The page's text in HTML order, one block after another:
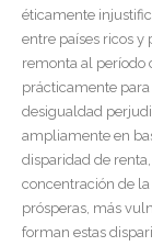
éticamente
entre países ricos y
remonta al período
prácticamente
desigualdad
ampliamente en
disparidad de
concentración de
prósperas, más
forman estas